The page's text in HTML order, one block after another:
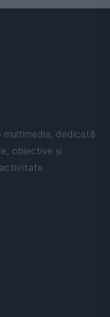
multimedia, dedicată
obiective și